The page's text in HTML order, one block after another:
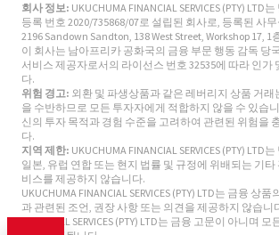
회사 정보: UKUCHUMA FINANCIAL SERVICES (PTY)
등록 번호 2020/735868/07로 설립된 회사로, 등록된 사
2196 Sandown Sandton, 138 West Street, Workshop 17,
이 회사는 남아프리카 공화국의 금융 부문 행동 감독 당
서비스 제공자로서의 라이선스 번호 32535에 따라 인가
다.
위험 경고: 외환 및 파생상품과 같은 레버리지 상품 거래
을 수반하므로 모든 투자자에게 적합하지 않을 수 있습
신의 투자 목적과 경험 수준을 고려하여 관련된 위험을
다.
지역 제한: UKUCHUMA FINANCIAL SERVICES (PTY) LTD
일본, 유럽 연합 또는 현지 법률 및 규정에 위배되는 기
비스를 제공하지 않습니다.
UKUCHUMA FINANCIAL SERVICES (PTY) LTD는 금융 상
과 관련된 조언, 권장 사항 또는 의견을 제공하지 않습니
FINANCIAL SERVICES (PTY) LTD는 금융 고문이 아니며